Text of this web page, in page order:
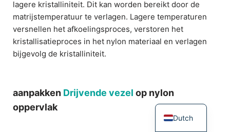
lagere kristalliniteit. Dit kan worden bereikt door de
matrijstemperatuur te verlagen. Lagere temperaturen
versnellen het afkoelingsproces, verstoren het
kristallisatieproces in het nylon materiaal en verlagen
bijgevolg de kristalliniteit.
aanpakken Drijvende vezel op nylon
oppervlak
Dutch